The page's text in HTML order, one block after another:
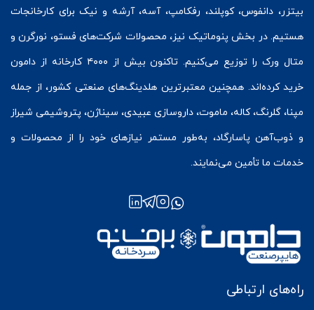
بیتزر، دانفوس،کوپلند، رفکامپ، آسه، آرشه و نیک برای کارخانجات
هستیم. در بخش پنوماتیک نیز، محصولات شرکت‌های فستو، نورگرن و
متال ورک
را توزیع می‌کنیم. تاکنون بیش از ۴۰۰۰ کارخانه از دامون
خرید کرده‌اند. همچنین معتبرترین هلدینگ‌های صنعتی کشور، از جمله
مپنا، گلرنگ، کاله، ماموت، داروسازی عبیدی، سیناژن، پتروشیمی شیراز
و ذوب‌آهن پاسارگاد، به‌طور مستمر نیازهای خود را از محصولات و
خدمات ما تأمین می‌نمایند.
راه‌های ارتباطی